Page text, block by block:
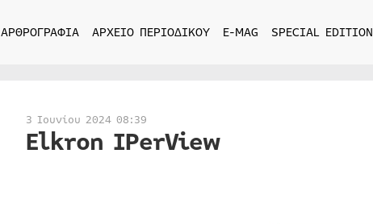
ΑΡΘΡΟΓΡΑΦΙΑ ΑΡΧΕΙΟ ΠΕΡΙΟΔΙΚΟΥ E-MAG SPECIAL EDITION
3 Ιουνίου 2024 08:39
Elkron IPerView